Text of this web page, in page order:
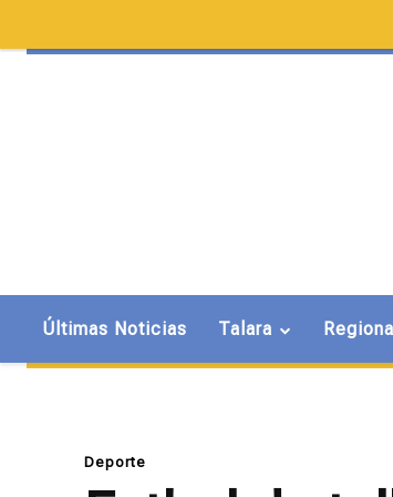
Últimas Noticias Talara Regional
Deporte